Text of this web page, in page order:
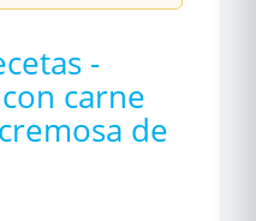
-
carne
de